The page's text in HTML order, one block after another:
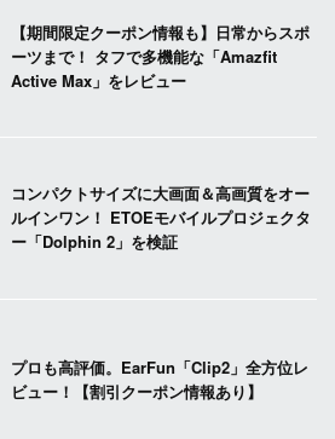
【期間限定クーポン情報も】日常からスポ
ーツまで！ タフで多機能な「Amazfit
Active Max」をレビュー
コンパクトサイズに大画面＆高画質をオー
ルインワン！ ETOEモバイルプロジェクタ
ー「Dolphin 2」を検証
プロも高評価。EarFun「Clip2」全方位レ
ビュー！【割引クーポン情報あり】